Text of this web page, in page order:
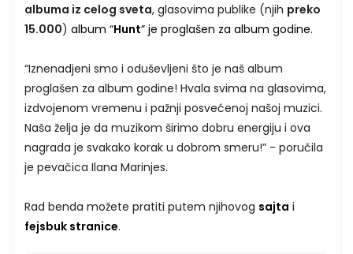
albuma iz celog sveta, glasovima publike (njih preko
15.000) album “Hunt” je proglašen za album godine.
“Iznenadjeni smo i oduševljeni što je naš album
proglašen za album godine! Hvala svima na glasovima,
izdvojenom vremenu i pažnji posvećenoj našoj muzici.
Naša želja je da muzikom širimo dobru energiju i ova
nagrada je svakako korak u dobrom smeru!” - poručila
je pevačica Ilana Marinjes.
Rad benda možete pratiti putem njihovog sajta i
fejsbuk stranice.